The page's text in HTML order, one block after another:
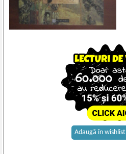
Adaugă în wishlist